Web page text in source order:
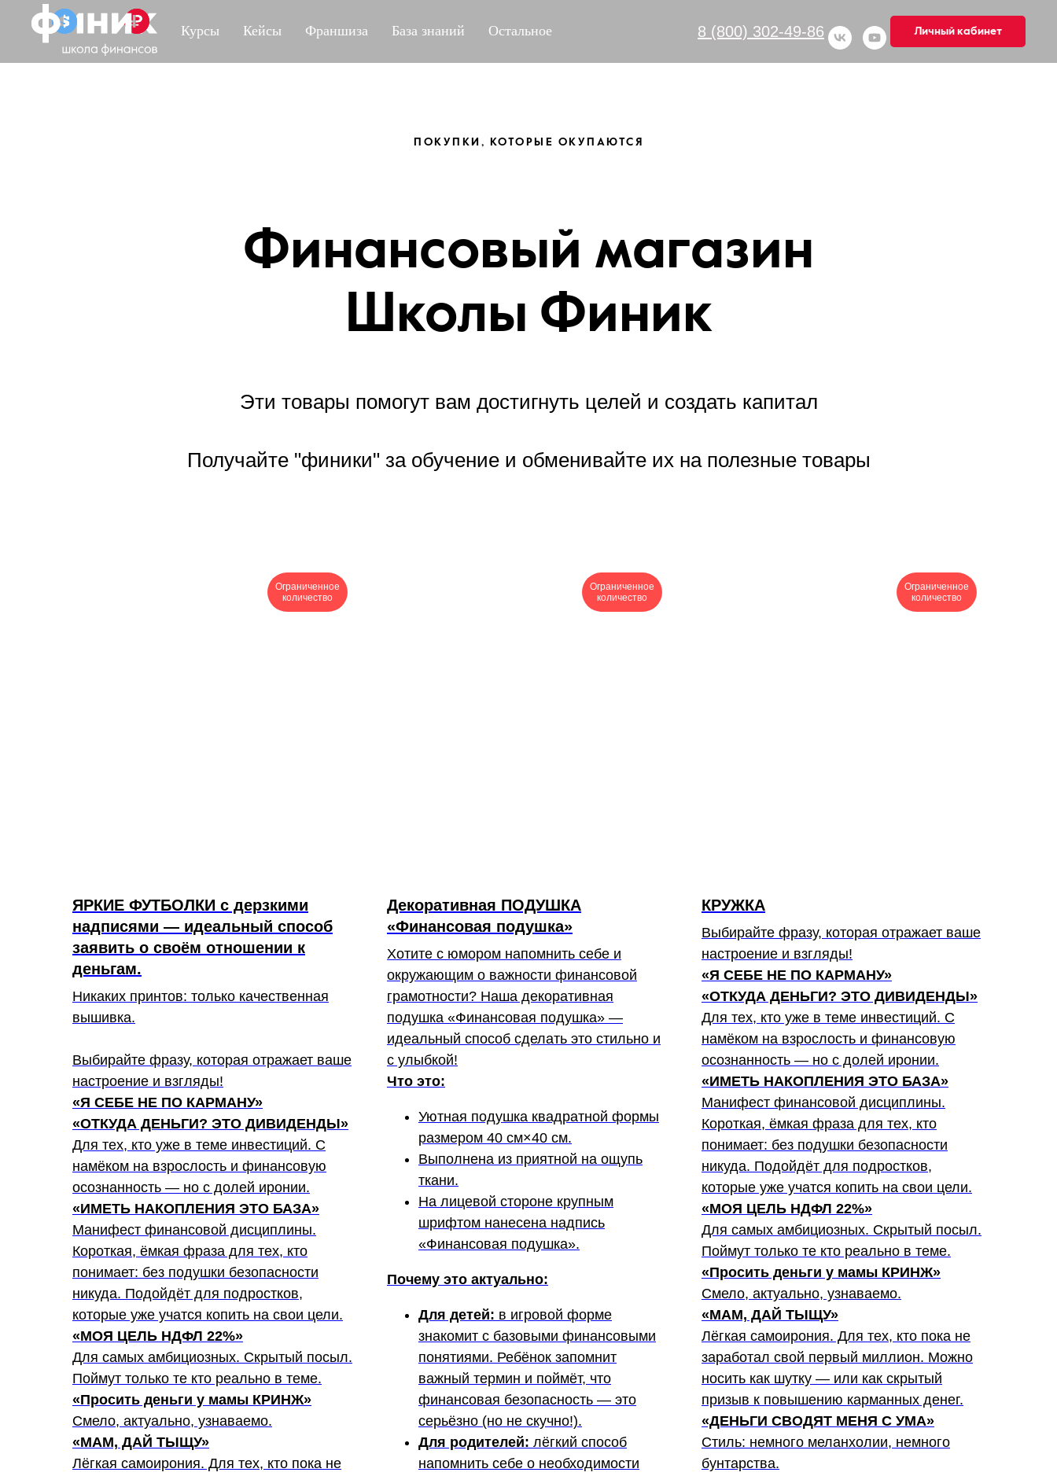
Курсы Кейсы Франшиза База знаний Остальное 8 (800) 302-49-86 Личный кабинет
ПОКУПКИ, КОТОРЫЕ ОКУПАЮТСЯ
Финансовый магазин
Школы Финик
Эти товары помогут вам достигнуть целей и создать капитал
Получайте "финики" за обучение и обменивайте их на полезные товары
Ограниченное
количество
ЯРКИЕ ФУТБОЛКИ с дерзкими
надписями — идеальный способ
заявить о своём отношении к
деньгам.
Никаких принтов: только качественная
вышивка.
Выбирайте фразу, которая отражает ваше
настроение и взгляды!
«Я СЕБЕ НЕ ПО КАРМАНУ»
«ОТКУДА ДЕНЬГИ? ЭТО ДИВИДЕНДЫ»
Для тех, кто уже в теме инвестиций. С
намёком на взрослость и финансовую
осознанность — но с долей иронии.
«ИМЕТЬ НАКОПЛЕНИЯ ЭТО БАЗА»
Манифест финансовой дисциплины.
Короткая, ёмкая фраза для тех, кто
понимает: без подушки безопасности
никуда. Подойдёт для подростков,
которые уже учатся копить на свои цели.
«МОЯ ЦЕЛЬ НДФЛ 22%»
Для самых амбициозных. Скрытый посыл.
Поймут только те кто реально в теме.
«Просить деньги у мамы КРИНЖ»
Смело, актуально, узнаваемо.
«МАМ, ДАЙ ТЫЩУ»
Лёгкая самоирония. Для тех, кто пока не
Ограниченное
количество
Декоративная ПОДУШКА
«Финансовая подушка»
Хотите с юмором напомнить себе и
окружающим о важности финансовой
грамотности? Наша декоративная
подушка «Финансовая подушка» —
идеальный способ сделать это стильно и
с улыбкой!
Что это:
Уютная подушка квадратной формы
размером 40 см×40 см.
Выполнена из приятной на ощупь
ткани.
На лицевой стороне крупным
шрифтом нанесена надпись
«Финансовая подушка».
Почему это актуально:
Для детей: в игровой форме
знакомит с базовыми финансовыми
понятиями. Ребёнок запомнит
важный термин и поймёт, что
финансовая безопасность — это
серьёзно (но не скучно!).
Для родителей: лёгкий способ
напомнить себе о необходимости
Ограниченное
количество
КРУЖКА
Выбирайте фразу, которая отражает ваше
настроение и взгляды!
«Я СЕБЕ НЕ ПО КАРМАНУ»
«ОТКУДА ДЕНЬГИ? ЭТО ДИВИДЕНДЫ»
Для тех, кто уже в теме инвестиций. С
намёком на взрослость и финансовую
осознанность — но с долей иронии.
«ИМЕТЬ НАКОПЛЕНИЯ ЭТО БАЗА»
Манифест финансовой дисциплины.
Короткая, ёмкая фраза для тех, кто
понимает: без подушки безопасности
никуда. Подойдёт для подростков,
которые уже учатся копить на свои цели.
«МОЯ ЦЕЛЬ НДФЛ 22%»
Для самых амбициозных. Скрытый посыл.
Поймут только те кто реально в теме.
«Просить деньги у мамы КРИНЖ»
Смело, актуально, узнаваемо.
«МАМ, ДАЙ ТЫЩУ»
Лёгкая самоирония. Для тех, кто пока не
заработал свой первый миллион. Можно
носить как шутку — или как скрытый
призыв к повышению карманных денег.
«ДЕНЬГИ СВОДЯТ МЕНЯ С УМА»
Стиль: немного меланхолии, немного
бунтарства.